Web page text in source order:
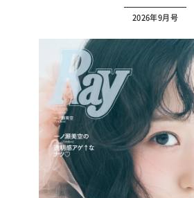
2026年9月号